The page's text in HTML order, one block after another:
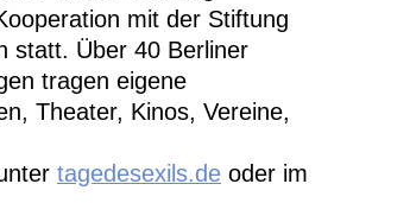
mit der Stiftung
statt. Über 40 Berliner
tragen eigene
Theater, Kinos, Vereine,
tagedesexils.de oder im